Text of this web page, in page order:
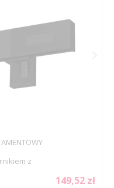
z
149,52 zł